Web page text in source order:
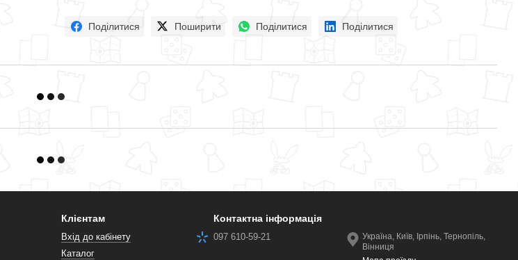
Поділитися Поширити Поділитися Поділитися
Клієнтам
Вхід до кабінету
Каталог
Контактна інформація
097 610-59-21
Україна, Київ, Ірпінь, Тернопіль,
Вінниця